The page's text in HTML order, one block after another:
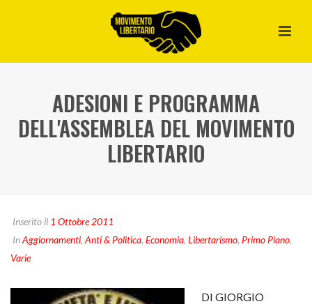
ADESIONI E PROGRAMMA
DELL'ASSEMBLEA DEL MOVIMENTO
LIBERTARIO
Inserito il 1 Ottobre 2011
InAggiornamenti, Anti & Politica, Economia, Libertarismo, Primo Piano,
Varie
DI GIORGIO